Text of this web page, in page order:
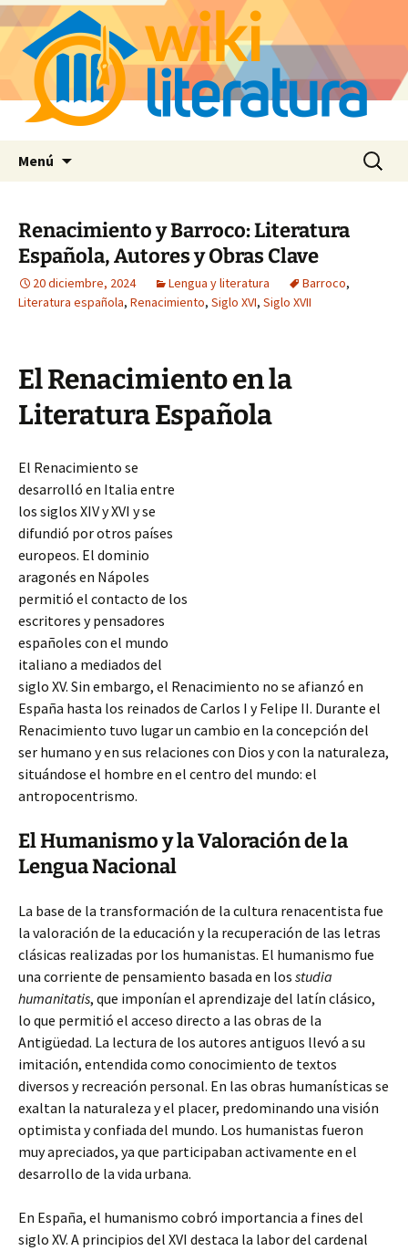
Menú Buscar:
Renacimiento y Barroco: Literatura
Española, Autores y Obras Clave
20 diciembre, 2024 Lengua y literatura Barroco,
Literatura española, Renacimiento, Siglo XVI, Siglo XVII
El Renacimiento en la
Literatura Española
El Renacimiento se
desarrolló en Italia entre
los siglos XIV y XVI y se
difundió por otros países
europeos. El dominio
aragonés en Nápoles
permitió el contacto de los
escritores y pensadores
españoles con el mundo
italiano a mediados del
siglo XV. Sin embargo, el Renacimiento no se afianzó en
España hasta los reinados de Carlos I y Felipe II. Durante el
Renacimiento tuvo lugar un cambio en la concepción del
ser humano y en sus relaciones con Dios y con la naturaleza,
situándose el hombre en el centro del mundo: el
antropocentrismo.
El Humanismo y la Valoración de la
Lengua Nacional
La base de la transformación de la cultura renacentista fue
la valoración de la educación y la recuperación de las letras
clásicas realizadas por los humanistas. El humanismo fue
una corriente de pensamiento basada en los studia
humanitatis, que imponían el aprendizaje del latín clásico,
lo que permitió el acceso directo a las obras de la
Antigüedad. La lectura de los autores antiguos llevó a su
imitación, entendida como conocimiento de textos
diversos y recreación personal. En las obras humanísticas se
exaltan la naturaleza y el placer, predominando una visión
optimista y confiada del mundo. Los humanistas fueron
muy apreciados, ya que participaban activamente en el
desarrollo de la vida urbana.
En España, el humanismo cobró importancia a fines del
siglo XV. A principios del XVI destaca la labor del cardenal